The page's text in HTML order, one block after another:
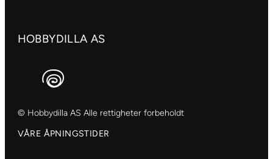
HOBBYDILLA AS
© Hobbydilla AS Alle rettigheter forbeholdt
VÅRE ÅPNINGSTIDER